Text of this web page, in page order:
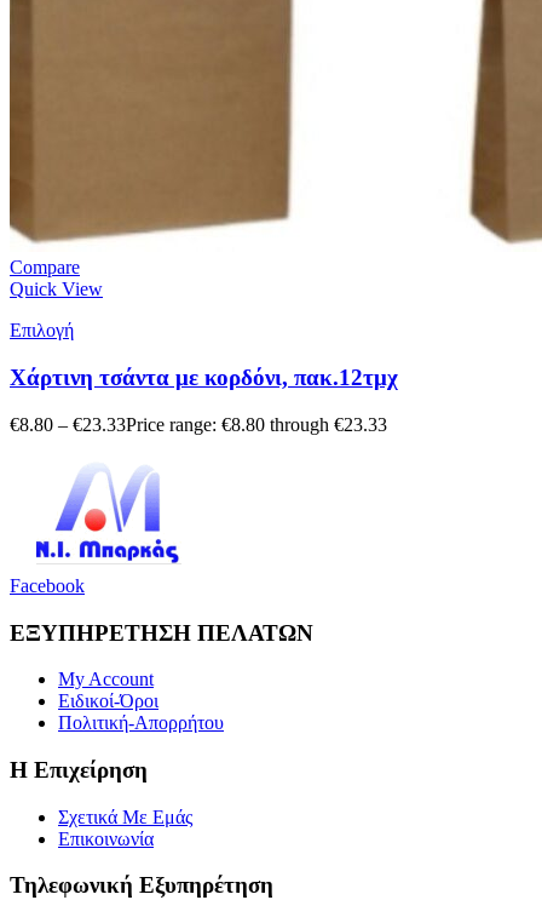
Compare
Quick View
Επιλογή
Χάρτινη τσάντα με κορδόνι, πακ.12τμχ
€8.80 – €23.33Price range: €8.80 through €23.33
Facebook
ΕΞΥΠΗΡΕΤΗΣΗ ΠΕΛΑΤΩΝ
My Account
Ειδικοί-Όροι
Πολιτική-Απορρήτου
Η Επιχείρηση
Σχετικά Με Εμάς
Επικοινωνία
Τηλεφωνική Εξυπηρέτηση